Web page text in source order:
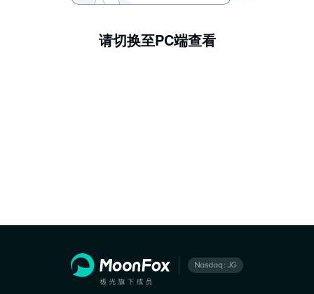
请切换至PC端查看